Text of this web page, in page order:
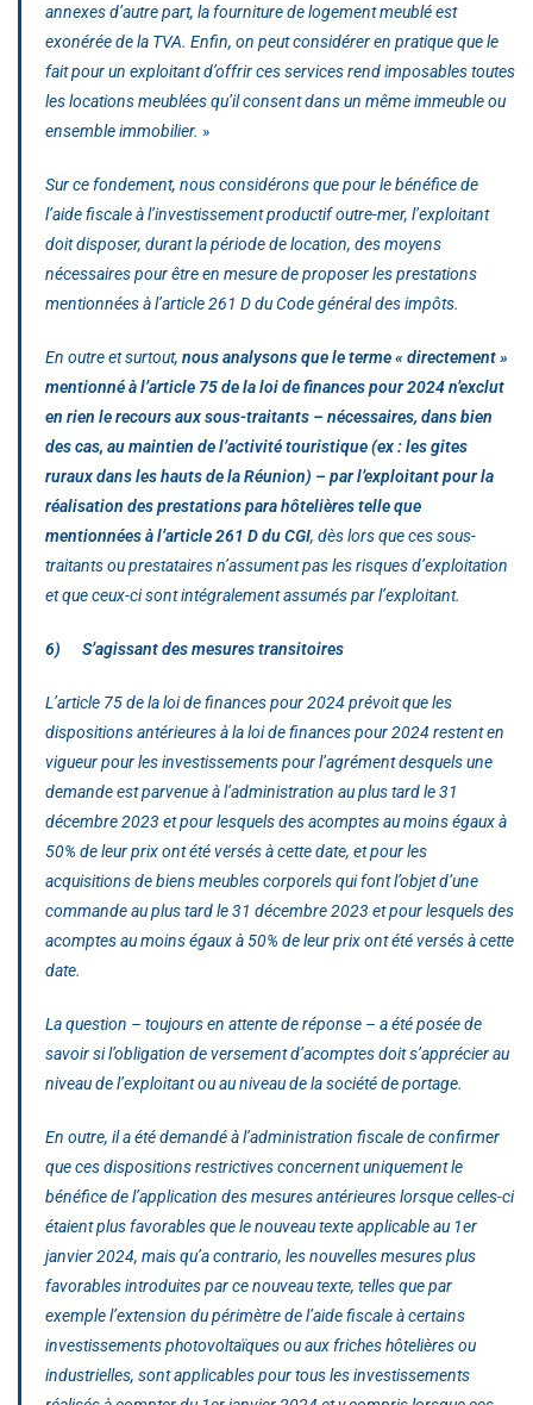
annexes d’autre part, la fourniture de logement meublé est
exonérée de la TVA. Enfin, on peut considérer en pratique que le
fait pour un exploitant d’offrir ces services rend imposables toutes
les locations meublées qu’il consent dans un même immeuble ou
ensemble immobilier. »
Sur ce fondement, nous considérons que pour le bénéfice de
l’aide fiscale à l’investissement productif outre-mer, l’exploitant
doit disposer, durant la période de location, des moyens
nécessaires pour être en mesure de proposer les prestations
mentionnées à l’article 261 D du Code général des impôts.
En outre et surtout, nous analysons que le terme« directement »
mentionné à l’article 75 de la loi de finances pour 2024 n’exclut
en rien le recours aux sous-traitants – nécessaires, dans bien
des cas, au maintien de l’activité touristique (ex : les gites
ruraux dans les hauts de la Réunion) – par l’exploitant pour la
réalisation des prestations para hôtelières telle que
mentionnées à l’article 261 D du CGI, dès lors que ces sous-
traitants ou prestataires n’assument pas les risques d’exploitation
et que ceux-ci sont intégralement assumés par l’exploitant.
6) S’agissant des mesures transitoires
L’article 75 de la loi de finances pour 2024 prévoit que les
dispositions antérieures à la loi de finances pour 2024 restent en
vigueur pour les investissements pour l’agrément desquels une
demande est parvenue à l’administration au plus tard le 31
décembre 2023 et pour lesquels des acomptes au moins égaux à
50% de leur prix ont été versés à cette date, et pour les
acquisitions de biens meubles corporels qui font l’objet d’une
commande au plus tard le 31 décembre 2023 et pour lesquels des
acomptes au moins égaux à 50% de leur prix ont été versés à cette
date.
La question – toujours en attente de réponse – a été posée de
savoir si l’obligation de versement d’acomptes doit s’apprécier au
niveau de l’exploitant ou au niveau de la société de portage.
En outre, il a été demandé à l’administration fiscale de confirmer
que ces dispositions restrictives concernent uniquement le
bénéfice de l’application des mesures antérieures lorsque celles-ci
étaient plus favorables que le nouveau texte applicable au 1er
janvier 2024, mais qu’a contrario, les nouvelles mesures plus
favorables introduites par ce nouveau texte, telles que par
exemple l’extension du périmètre de l’aide fiscale à certains
investissements photovoltaïques ou aux friches hôtelières ou
industrielles, sont applicables pour tous les investissements